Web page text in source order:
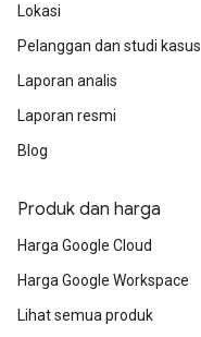
Lokasi
Pelanggan dan studi kasus
Laporan analis
Laporan resmi
Blog
Produk dan harga
Harga Google Cloud
Harga Google Workspace
Lihat semua produk